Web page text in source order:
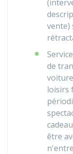
vente)
de
loisirs
être